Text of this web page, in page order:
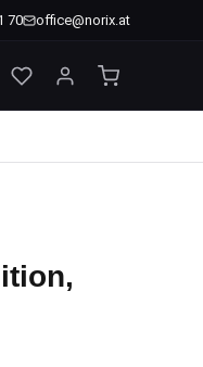
70 office@norix.at